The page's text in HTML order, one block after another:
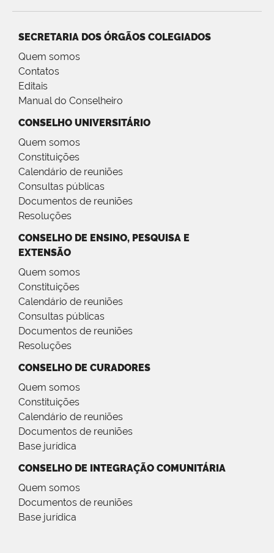
SECRETARIA DOS ÓRGÃOS COLEGIADOS
Quem somos
Contatos
Editais
Manual do Conselheiro
CONSELHO UNIVERSITÁRIO
Quem somos
Constituições
Calendário de reuniões
Consultas públicas
Documentos de reuniões
Resoluções
CONSELHO DE ENSINO, PESQUISA E
EXTENSÃO
Quem somos
Constituições
Calendário de reuniões
Consultas públicas
Documentos de reuniões
Resoluções
CONSELHO DE CURADORES
Quem somos
Constituições
Calendário de reuniões
Documentos de reuniões
Base jurídica
CONSELHO DE INTEGRAÇÃO COMUNITÁRIA
Quem somos
Documentos de reuniões
Base jurídica